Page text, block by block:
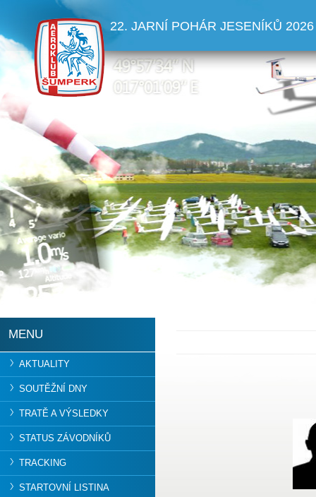
22. JARNÍ POHÁR JESENÍKŮ 2026
MENU
AKTUALITY
SOUTĚŽNÍ DNY
TRATĚ A VÝSLEDKY
STATUS ZÁVODNÍKŮ
TRACKING
STARTOVNÍ LISTINA